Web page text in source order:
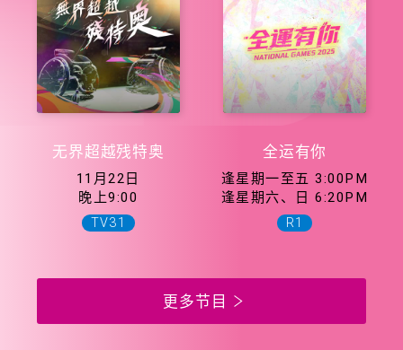
无界超越残特奥
11月22日
晚上9:00
TV31
全运有你
逢星期一至五 3:00PM
逢星期六、日 6:20PM
R1
更多节目